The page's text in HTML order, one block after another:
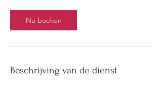
Nu boeken
Beschrijving van de dienst